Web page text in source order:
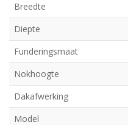
Breedte
Diepte
Funderingsmaat
Nokhoogte
Dakafwerking
Model